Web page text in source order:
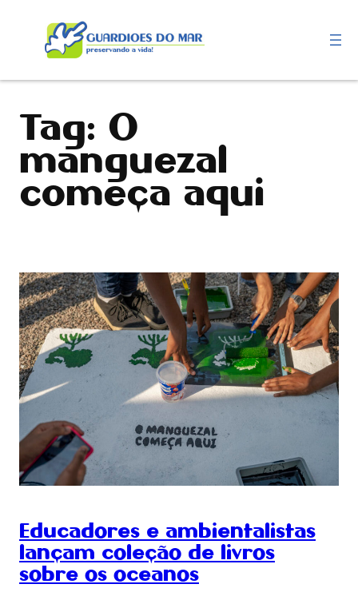
conteúdo
Tag: O
manguezal
começa aqui
Educadores e ambientalistas
lançam coleção de livros
sobre os oceanos